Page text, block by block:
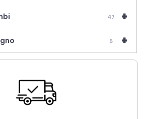
+
47
+
5